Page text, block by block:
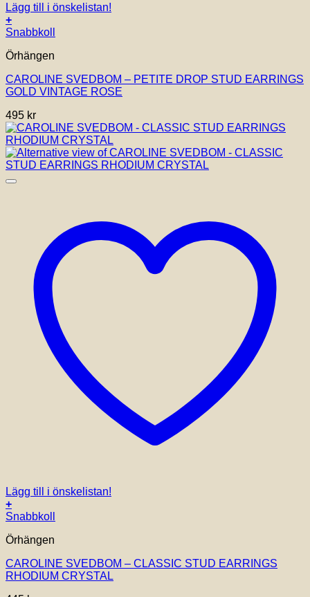
Lägg till i önskelistan!
+
Snabbkoll
Örhängen
CAROLINE SVEDBOM – PETITE DROP STUD EARRINGS
GOLD VINTAGE ROSE
495 kr
Lägg till i önskelistan!
+
Snabbkoll
Örhängen
CAROLINE SVEDBOM – CLASSIC STUD EARRINGS
RHODIUM CRYSTAL